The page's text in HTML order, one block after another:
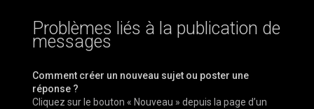
Problèmes liés à la publication de
messages
Comment créer un nouveau sujet ou poster une
réponse ?
Cliquez sur le bouton « Nouveau » depuis la page d’un